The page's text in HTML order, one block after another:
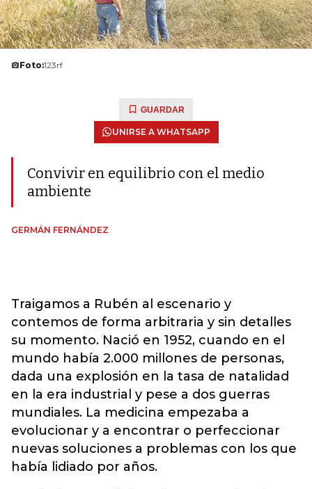
Foto:123rf
GUARDAR
UNIRSE A WHATSAPP
Convivir en equilibrio con el medio
ambiente
GERMÁN FERNÁNDEZ
Traigamos a Rubén al escenario y
contemos de forma arbitraria y sin detalles
su momento. Nació en 1952, cuando en el
mundo había 2.000 millones de personas,
dada una explosión en la tasa de natalidad
en la era industrial y pese a dos guerras
mundiales. La medicina empezaba a
evolucionar y a encontrar o perfeccionar
nuevas soluciones a problemas con los que
había lidiado por años.